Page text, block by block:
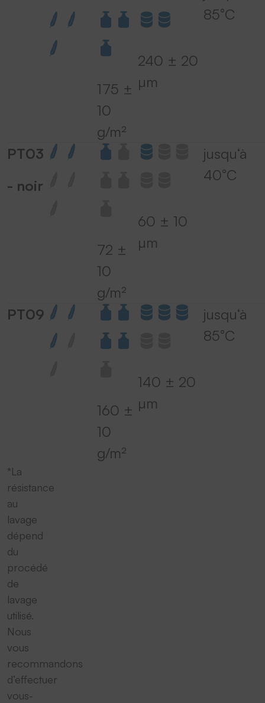
175 ±
10
g/m²
240 ± 20
µm
85°C
PT03
- noir
72 ±
10
g/m²
60 ± 10
µm
jusqu‘à
40°C
PT09
160 ±
10
g/m²
140 ± 20
µm
jusqu‘à
85°C
*La
résistance
au
lavage
dépend
du
procédé
de
lavage
utilisé.
Nous
vous
recommandons
d‘effectuer
vous-